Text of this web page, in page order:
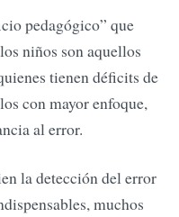
pedagógico” que
niños son aquellos
tienen déficits de
con mayor enfoque,
al error.
la detección del error
muchos